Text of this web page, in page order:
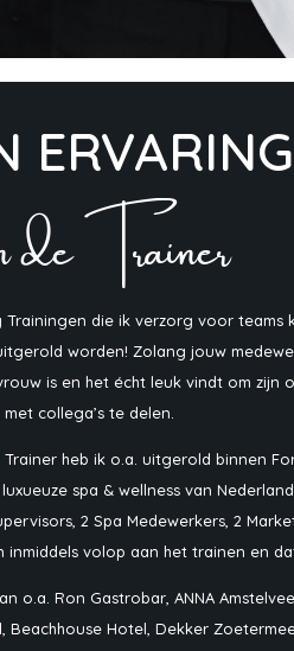
Trainer
Trainingen die ik verzorg voor teams
worden! Zolang jouw
is en het écht leuk vindt om zijn
collega’s te delen.
Trainer heb ik o.a. uitgerold binnen
spa & wellness van
2 Spa Medewerkers, 2
inmiddels volop aan het trainen en
o.a. Ron Gastrobar, ANNA
Beachhouse Hotel, Dekker